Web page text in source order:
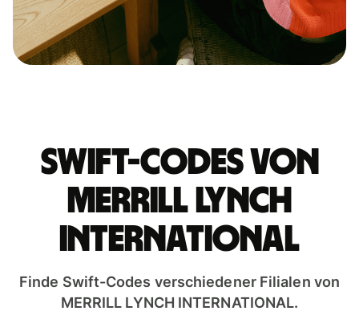
Swift-Codes von
MERRILL LYNCH
INTERNATIONAL
Finde Swift-Codes verschiedener Filialen von
MERRILL LYNCH INTERNATIONAL.